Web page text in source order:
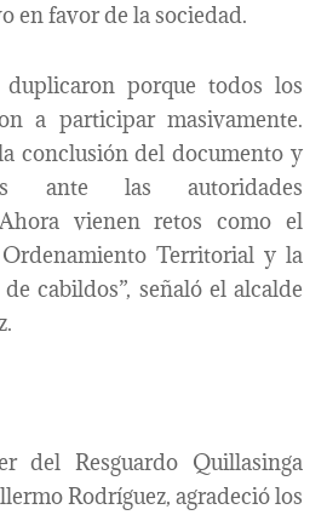
en favor de la sociedad.
duplicaron porque todos los
a participar masivamente.
conclusión del documento y
ante las autoridades
vienen retos como el
Territorial y la
cabildos”, señaló el alcalde
del Resguardo Quillasinga
Rodríguez, agradeció los